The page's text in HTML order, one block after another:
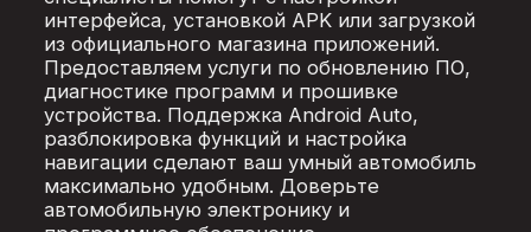
интерфейса, установкой APK или загрузкой
из официального магазина приложений.
Предоставляем услуги по обновлению ПО,
диагностике программ и прошивке
устройства. Поддержка Android Auto,
разблокировка функций и настройка
навигации сделают ваш умный автомобиль
максимально удобным. Доверьте
автомобильную электронику и